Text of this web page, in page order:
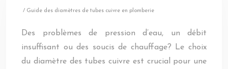
/ Guide des diamètres de tubes cuivre en plomberie
Des problèmes de pression d’eau, un débit
insuffisant ou des soucis de chauffage? Le choix
du diamètre des tubes cuivre est crucial pour une